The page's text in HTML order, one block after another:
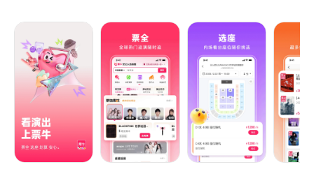
「想看的演出不能选座?」
来票牛,前排好位随心挑选,体验更佳。
【看演出上票牛】
◆出票保真 无票赔付◆
先验票，后发货，出票保真，无票平台先行赔付，有担
保更靠谱，数百万用户的共同选择。